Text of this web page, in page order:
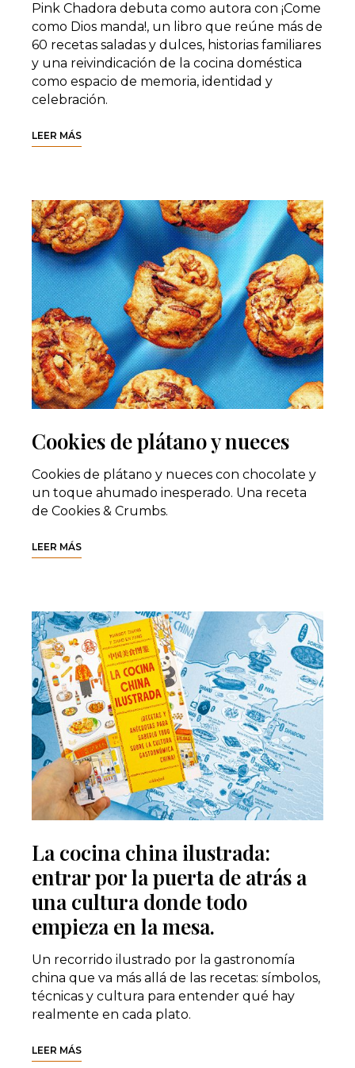
Pink Chadora debuta como autora con ¡Come
como Dios manda!, un libro que reúne más de
60 recetas saladas y dulces, historias familiares
y una reivindicación de la cocina doméstica
como espacio de memoria, identidad y
celebración.
LEER MÁS
Cookies de plátano y nueces
Cookies de plátano y nueces con chocolate y
un toque ahumado inesperado. Una receta
de Cookies & Crumbs.
LEER MÁS
La cocina china ilustrada:
entrar por la puerta de atrás a
una cultura donde todo
empieza en la mesa.
Un recorrido ilustrado por la gastronomía
china que va más allá de las recetas: símbolos,
técnicas y cultura para entender qué hay
realmente en cada plato.
LEER MÁS